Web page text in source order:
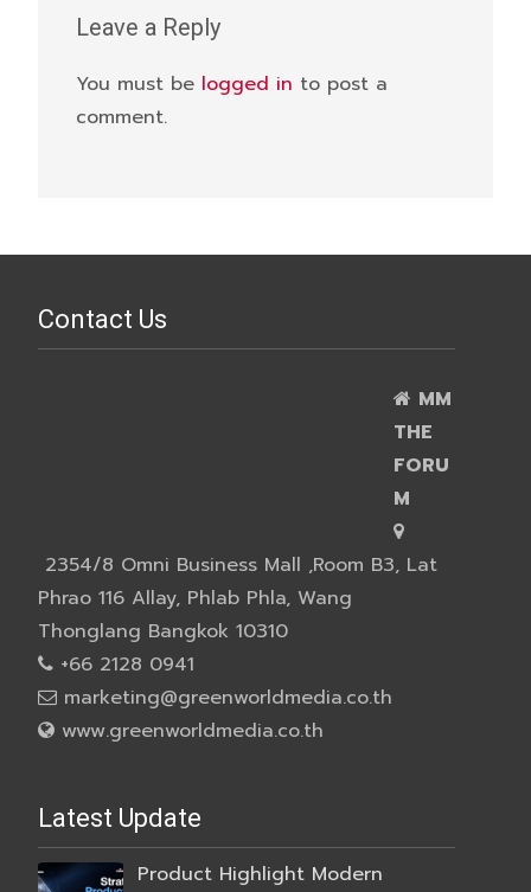
Leave a Reply
You must be logged in to post a
comment.
Contact Us
MM
THE
FORU
M
2354/8 Omni Business Mall ,Room B3, Lat
Phrao 116 Allay, Phlab Phla, Wang
Thonglang Bangkok 10310
+66 2128 0941
marketing@greenworldmedia.co.th
www.greenworldmedia.co.th
Latest Update
Product Highlight Modern